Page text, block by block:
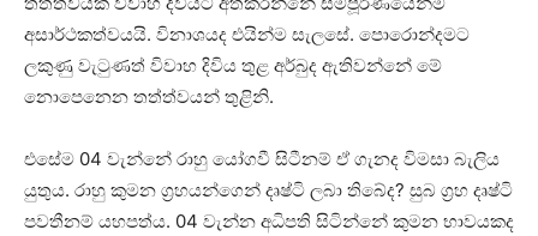
අසාර්ථකත්වයයි. විනාශයද එයින්ම සැලසේ. පොරොන්දමට
ලකුණු වැටුණත් විවාහ දිවිය තුළ අර්බුද ඇතිවන්නේ මේ
නොපෙනෙන තත්ත්වයන් තුළිනි.
එසේම 04 වැන්නේ රාහු යෝගවී සිටීනම් ඒ ගැනද විමසා බැලිය
යුතුය. රාහු කුමන ග්‍රහයන්ගෙන් දෘෂ්ටි ලබා තිබේද? සුබ ග්‍රහ දෘෂ්ටි
පවතීනම් යහපත්ය. 04 වැන්න අධිපති සිටින්නේ කුමන භාවයකද